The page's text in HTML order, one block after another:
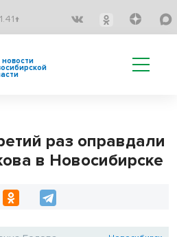
новости
раз оправдали
в Новосибирске